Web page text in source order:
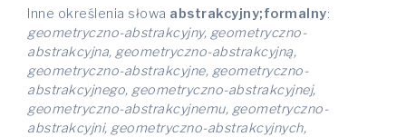
Inne określenia słowa abstrakcyjny;formalny:
geometryczno-abstrakcyjny, geometryczno-
abstrakcyjna, geometryczno-abstrakcyjną,
geometryczno-abstrakcyjne, geometryczno-
abstrakcyjnego, geometryczno-abstrakcyjnej,
geometryczno-abstrakcyjnemu, geometryczno-
abstrakcyjni, geometryczno-abstrakcyjnych,